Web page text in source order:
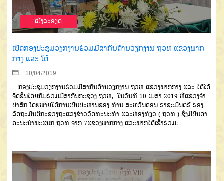
ເບີ່ງລະອຽດ
ເປີດກອງປະຊຸມວຽກງານຮ່ວມມືສາກົນດ້ານວຽກງານ ຖວທ ແຂວງພາກ
ກາງ ແລະ ໃຕ້
10/04/2019
ກອງປະຊຸມວຽກງານຮ່ວມມືສາກົນດ້ານວຽກງານ ຖວທ ແຂວງພາກກາງ ແລະ ໃຕ້ໄດ້
ຈັດຂຶ້ນໂດຍກົມຮ່ວມມືສາກົນກະຊວງ ຖວທ, ໃນວັນທີ 10 ເມສາ 2019 ທີ່ແຂວງຈໍາ
ປາສັກ ໂດຍພາຍໃຕ້ການເປັນປະທານຂອງ ທ່ານ ສະຫວັນຄອນ ຣາຊະມົນຕຣີ ຮອງ
ລັດຖະມົນຕີກະຊວງຖະແລງຂ່າວວັດທະນະທຳ ແລະທ່ອງທ່ຽວ ( ຖວທ ) ຊຶ່ງມີບັນດາ
ຄະນະນໍາພະແນກ ຖວທ ຈາກ 7ແຂວງພາກກາງ ແລະພາກໃຕ້ເຂົ້າຮ່ວມ.